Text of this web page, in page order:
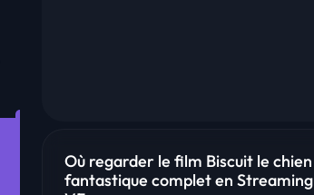
Où regarder le film Biscuit le chien
fantastique complet en Streaming